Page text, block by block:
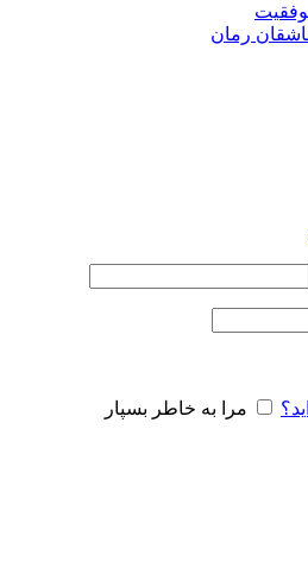
رمان
مرا به خاطر بسپار